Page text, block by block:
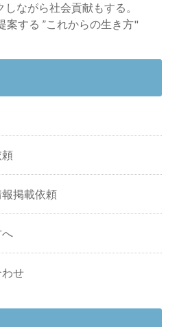
しながら社会貢献もする。
案する ”これからの生き方"
掲載依頼
せ